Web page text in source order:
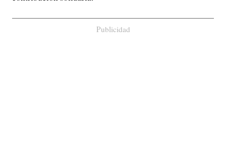
Publicidad